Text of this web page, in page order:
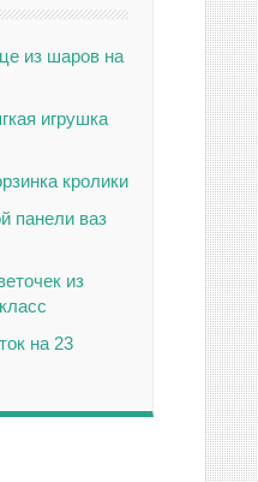
из шаров на
игрушка
кролики
панели ваз
из
на 23